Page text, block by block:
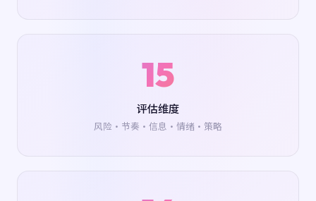
15
评估维度
风险·节奏·信息·情绪·策略